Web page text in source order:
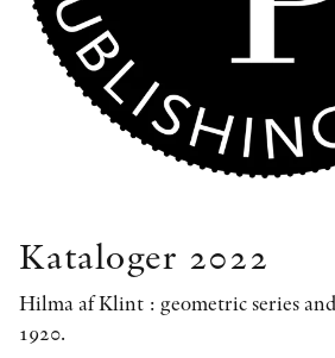
Kataloger 2022
Hilma af Klint : geometric series
1920.